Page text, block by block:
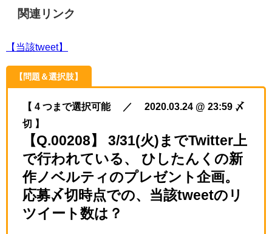
関連リンク
【当該tweet】
【問題＆選択肢】
【 4 つまで選択可能 ／ 2020.03.24 @ 23:59 〆
切 】
【Q.00208】 3/31(火)までTwitter上
で行われている、 ひしたんくの新
作ノベルティのプレゼント企画。
応募〆切時点での、当該tweetのリ
ツイート数は？